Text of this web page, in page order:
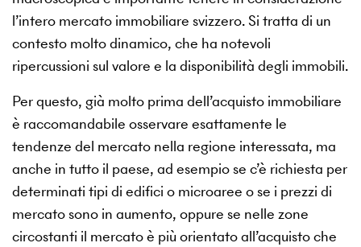
l’intero mercato immobiliare svizzero. Si tratta di un
contesto molto dinamico, che ha notevoli
ripercussioni sul valore e la disponibilità degli immobili.
Per questo, già molto prima dell’acquisto immobiliare
è raccomandabile osservare esattamente le
tendenze del mercato nella regione interessata, ma
anche in tutto il paese, ad esempio se c’è richiesta per
determinati tipi di edifici o microaree o se i prezzi di
mercato sono in aumento, oppure se nelle zone
circostanti il mercato è più orientato all’acquisto che